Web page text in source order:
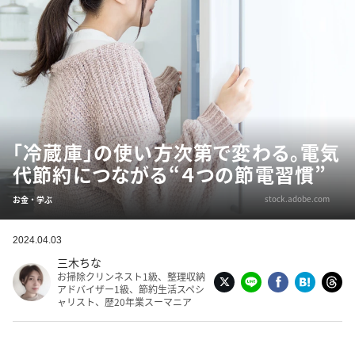
「冷蔵庫」の使い方次第で変わる。電気
代節約につながる“４つの節電習慣”
お金・学ぶ stock.adobe.com
2024.04.03
三木ちな
お掃除クリンネスト1級、整理収納
アドバイザー1級、節約生活スペシ
ャリスト、歴20年業スーマニア